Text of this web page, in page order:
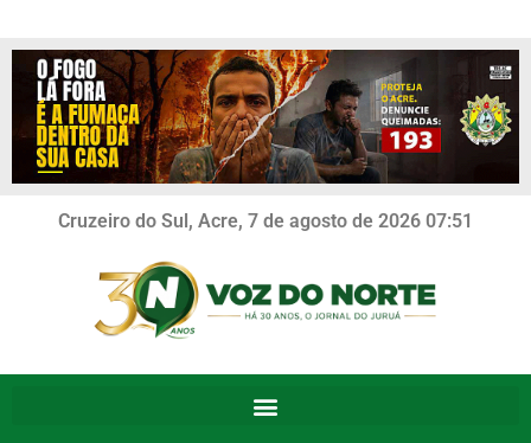
Cruzeiro do Sul, Acre, 7 de agosto de 2026 07:51